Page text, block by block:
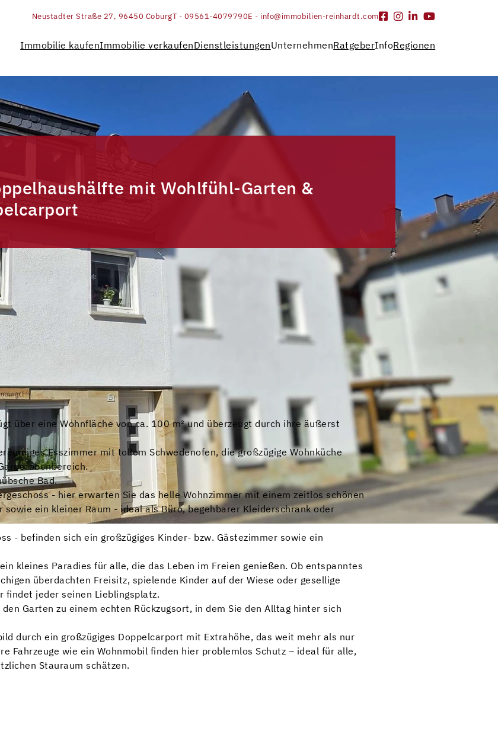
Neustadter Straße 27, 96450 CoburgT - 09561-4079790E - info@immobilien-reinhardt.com
Immobilie kaufenImmobilie verkaufenDienstleistungenUnternehmenRatgeberInfoRegionen
mit Wohlfühl-Garten &
über eine Wohnfläche von ca. 100 m² und überzeugt durch ihre äußerst
Esszimmer mit tollem Schwedenofen, die großzügige Wohnküche
Bad.
- hier erwarten Sie das helle Wohnzimmer mit einem zeitlos schönen
ein kleiner Raum - ideal als Büro, begehbarer Kleiderschrank oder
- befinden sich ein großzügiges Kinder- bzw. Gästezimmer sowie ein
kleines Paradies für alle, die das Leben im Freien genießen. Ob entspanntes
überdachten Freisitz, spielende Kinder auf der Wiese oder gesellige
findet jeder seinen Lieblingsplatz.
Garten zu einem echten Rückzugsort, in dem Sie den Alltag hinter sich
durch ein großzügiges Doppelcarport mit Extrahöhe, das weit mehr als nur
Fahrzeuge wie ein Wohnmobil finden hier problemlos Schutz – ideal für alle,
Stauraum schätzen.